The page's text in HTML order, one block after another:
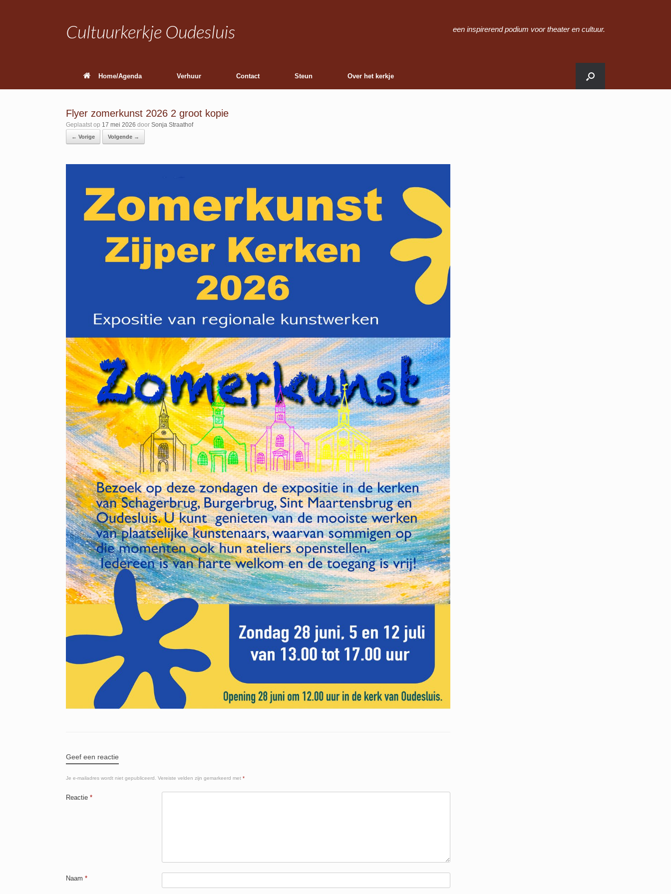
Cultuurkerkje Oudesluis een inspirerend podium voor theater en cultuur.
Home/Agenda Verhuur Contact Steun Over het kerkje
Flyer zomerkunst 2026 2 groot kopie
Geplaatst op 17 mei 2026 door Sonja Straathof
← Vorige Volgende →
Geef een reactie
Je e-mailadres wordt niet gepubliceerd. Vereiste velden zijn gemarkeerd met *
Reactie *
Naam *